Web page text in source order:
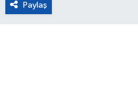
Paylaş